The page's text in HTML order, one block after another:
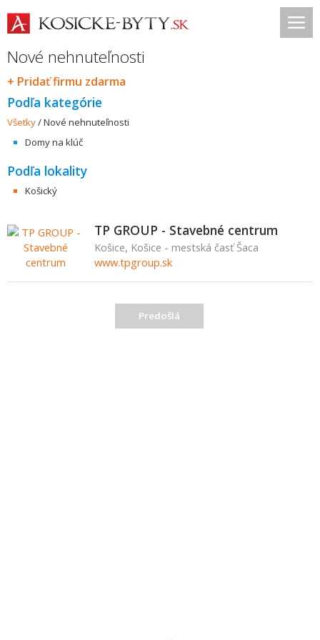
Nové nehnuteľnosti
+ Pridať firmu zdarma
Podľa kategórie
Všetky/Nové nehnuteľnosti
Domy na klúč
Podľa lokality
Košický
TP GROUP - Stavebné centrum
Košice, Košice - mestská časť Šaca
www.tpgroup.sk
Predošlá